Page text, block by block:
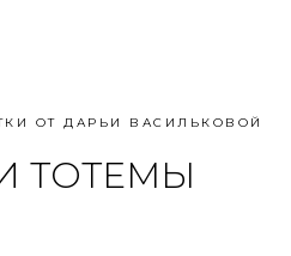
ОТ ДАРЬИ ВАСИЛЬКОВОЙ
ТОТЕМЫ